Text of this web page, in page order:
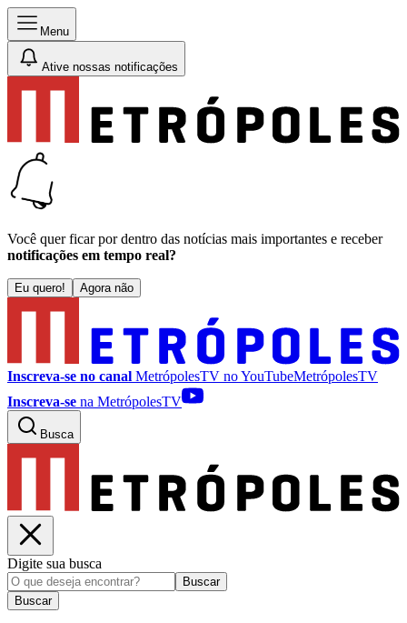
Menu
Ative nossas notificações
Você quer ficar por dentro das notícias mais importantes e receber
notificações em tempo real?
Eu quero! Agora não
Inscreva-se no canal MetrópolesTV noYouTubeMetrópolesTV
Inscreva-se na MetrópolesTV
Busca
Digite sua busca
Buscar
Buscar